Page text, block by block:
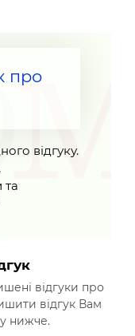
про
відгуку.
.
та
відгуки про
відгук Вам
нижче.